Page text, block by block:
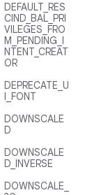
DEFAULT_RES
CIND_BAL_PRI
VILEGES_FRO
M_PENDING_I
NTENT_CREAT
OR
DEPRECATE_U
I_FONT
DOWNSCALE
D
DOWNSCALE
D_INVERSE
DOWNSCALE_